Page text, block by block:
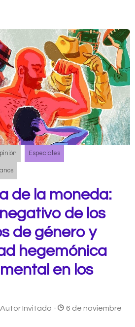
Especiales
de la moneda:
de los
de género y
hegemónica
en los
Autor Invitado -
6 de noviembre